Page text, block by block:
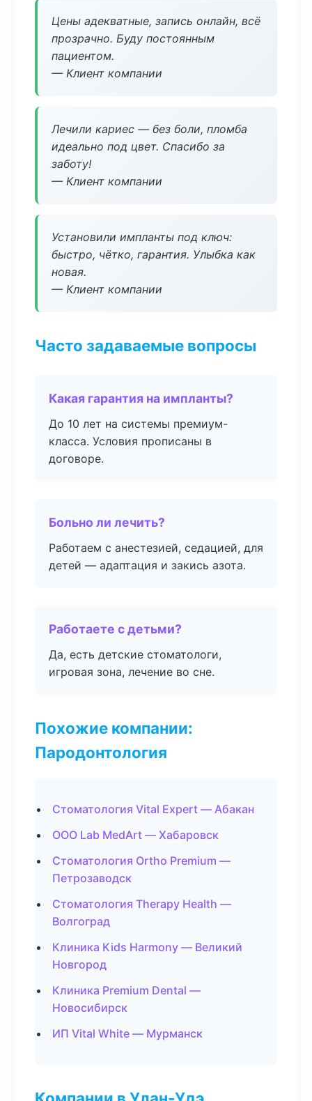
Цены адекватные, запись онлайн, всё
прозрачно. Буду постоянным
пациентом.
— Клиент компании
Лечили кариес — без боли, пломба
идеально под цвет. Спасибо за
заботу!
— Клиент компании
Установили импланты под ключ:
быстро, чётко, гарантия. Улыбка как
новая.
— Клиент компании
Часто задаваемые вопросы
Какая гарантия на импланты?
До 10 лет на системы премиум-
класса. Условия прописаны в
договоре.
Больно ли лечить?
Работаем с анестезией, седацией, для
детей — адаптация и закись азота.
Работаете с детьми?
Да, есть детские стоматологи,
игровая зона, лечение во сне.
Похожие компании:
Пародонтология
Стоматология Vital Expert — Абакан
ООО Lab MedArt — Хабаровск
Стоматология Ortho Premium —
Петрозаводск
Стоматология Therapy Health —
Волгоград
Клиника Kids Harmony — Великий
Новгород
Клиника Premium Dental —
Новосибирск
ИП Vital White — Мурманск